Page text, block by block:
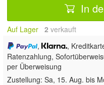
In
Auf Lager 2 verkauft
,
,
Ratenzahlung,
per Überweisung
Zustellung: Sa, 15. Aug. bis